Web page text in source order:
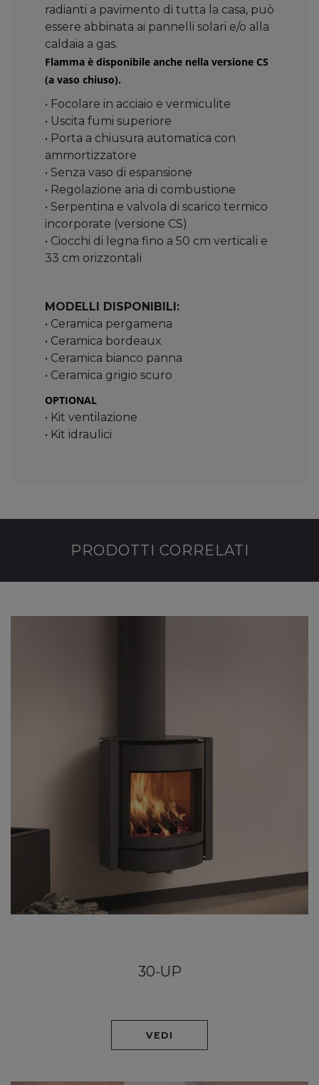
radianti a pavimento di tutta la casa, può
essere abbinata ai pannelli solari e/o alla
caldaia a gas.
Flamma è disponibile anche nella versione CS
(a vaso chiuso).
• Focolare in acciaio e vermiculite
• Uscita fumi superiore
• Porta a chiusura automatica con
ammortizzatore
• Senza vaso di espansione
• Regolazione aria di combustione
• Serpentina e valvola di scarico termico
incorporate (versione CS)
• Ciocchi di legna fino a 50 cm verticali e
33 cm orizzontali
MODELLI DISPONIBILI:
• Ceramica pergamena
• Ceramica bordeaux
• Ceramica bianco panna
• Ceramica grigio scuro
OPTIONAL
• Kit ventilazione
• Kit idraulici
PRODOTTI CORRELATI
30-UP
VEDI